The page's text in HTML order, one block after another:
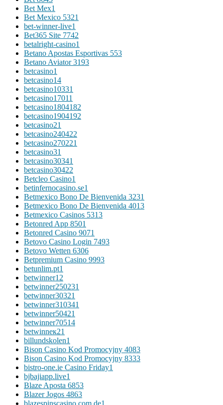
Bet Mex1
Bet Mexico 5321
bet-winner-live1
Bet365 Site 7742
betalright-casino1
Betano Apostas Esportivas 553
Betano Aviator 3193
betcasino1
betcasino14
betcasino10331
betcasino17011
betcasino1804182
betcasino1904192
betcasino21
betcasino240422
betcasino270221
betcasino31
betcasino30341
betcasino30422
Betcleo Casino1
betinfernocasino.se1
Betmexico Bono De Bienvenida 3231
Betmexico Bono De Bienvenida 4013
Betmexico Casinos 5313
Betonred App 8501
Betonred Casino 9071
Betovo Casino Login 7493
Betovo Wetten 6306
Betpremium Casino 9993
betunlim.pt1
betwinner1 2
betwinner250231
betwinner30321
betwinner310341
betwinner50421
betwinner70514
betwinneк21
billundskolen1
Bison Casino Kod Promocyjny 4083
Bison Casino Kod Promocyjny 8333
bistro-one.ie Casino Friday1
bjbajiapp.live1
Blaze Aposta 6853
Blazer Jogos 4863
blazespinscasino.com.de1